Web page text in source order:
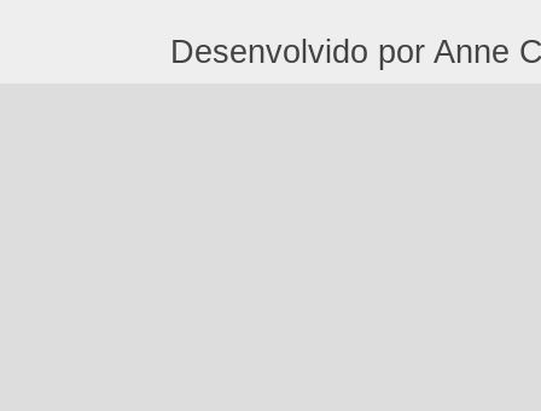
Desenvolvido por Anne